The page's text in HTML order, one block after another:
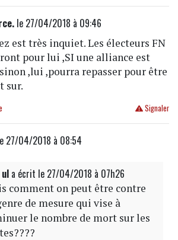
le 27/04/2018 à 09:46
est très inquiet. Les électeurs FN
pour lui ,SI une alliance est
,lui ,pourra repasser pour être
sur.
Signaler
27/04/2018 à 08:54
ula écrit le 27/04/2018 à 07h26
comment on peut être contre
de mesure qui vise à
le nombre de mort sur les